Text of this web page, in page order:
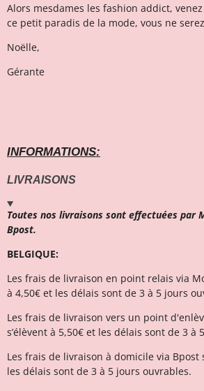
Alors mesdames les fashion addict,
ce petit paradis de la mode, vous ne
Noëlle,
Gérante
INFORMATIONS:
LIVRAISONS
Toutes nos livraisons sont effectuées par
Bpost.
BELGIQUE:
Les frais de livraison en point relais via
à 4,50€ et les délais sont de 3 à 5 jours
Les frais de livraison vers un point
s’élèvent à 5,50€ et les délais sont de 3 à
Les frais de livraison à domicile via Bpost
les délais sont de 3 à 5 jours ouvrables.